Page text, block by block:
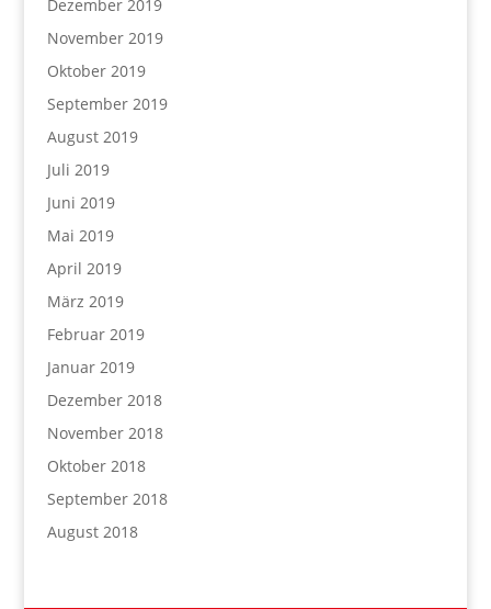
Dezember 2019
November 2019
Oktober 2019
September 2019
August 2019
Juli 2019
Juni 2019
Mai 2019
April 2019
März 2019
Februar 2019
Januar 2019
Dezember 2018
November 2018
Oktober 2018
September 2018
August 2018